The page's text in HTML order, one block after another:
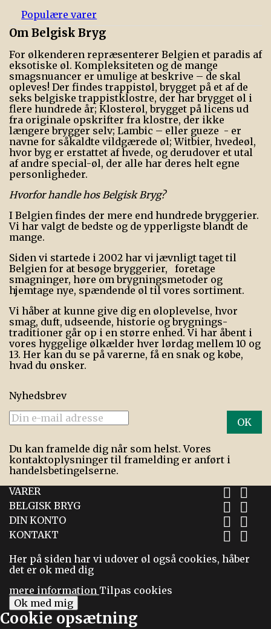
Populære varer
Om Belgisk Bryg
For ølkenderen repræsenterer Belgien et paradis af
eksotiske øl. Kompleksiteten og de mange
smagsnuancer er umulige at beskrive – de skal
opleves! Der findes trappist­øl, brygget på et af de
seks belgiske trappistklostre, der har brygget øl i
flere hundrede år; Klosterøl, brygget på licens ud
fra originale opskrifter fra klostre, der ikke
længere brygger selv; Lambic – eller gueze - er
navne for såkaldte vildgærede øl; Witbier, hvedeøl,
hvor byg er erstattet af hvede, og derudover et utal
af andre special-øl, der alle har deres helt egne
personligheder.
Hvorfor handle hos Belgisk Bryg?
I Belgien findes der mere end hundrede bryggerier.
Vi har valgt de bedste og de ypperligste blandt de
mange.
Siden vi startede i 2002 har vi jævnligt taget til
Belgien for at besøge bryggerier, foretage
smagninger, høre om brygningsmetoder og
hjemtage nye, spænd­ende øl til vores sortiment.
Vi håber at kunne give dig en øloplevelse, hvor
smag, duft, udseende, historie og brygnings­
traditioner går op i en større enhed. Vi har åbent i
vores hyggelige ølkælder hver lørdag mellem 10 og
13. Her kan du se på varerne, få en snak og købe,
hvad du ønsker.
Nyhedsbrev
Du kan framelde dig når som helst. Vores
kontaktoplysninger til framelding er anført i
handelsbetingelserne.
VARER
 
BELGISK BRYG  
DIN KONTO  
KONTAKT  
Her på siden har vi udover øl også cookies, håber
det er ok med dig
mere information Tilpas cookies
Ok med mig
Cookie opsætning